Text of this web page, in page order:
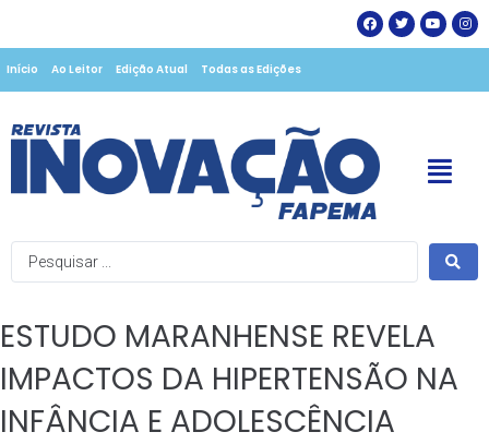
Início Ao Leitor Edição Atual Todas as Edições
ESTUDO MARANHENSE REVELA
IMPACTOS DA HIPERTENSÃO NA
INFÂNCIA E ADOLESCÊNCIA